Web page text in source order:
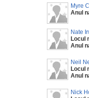
Myre
Anul
Nate
Locul
Anul
Neil
Locul
Anul
Nick